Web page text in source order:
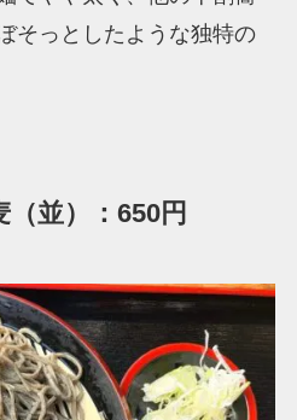
そっとしたような独特の
並）：650円